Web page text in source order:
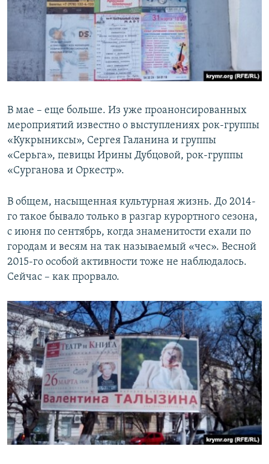
В мае – еще больше. Из уже проанонсированных
мероприятий известно о выступлениях рок-группы
«Кукрыниксы», Сергея Галанина и группы
«Серьга», певицы Ирины Дубцовой, рок-группы
«Сурганова и Оркестр».
В общем, насыщенная культурная жизнь. До 2014-
го такое бывало только в разгар курортного сезона,
с июня по сентябрь, когда знаменитости ехали по
городам и весям на так называемый «чес». Весной
2015-го особой активности тоже не наблюдалось.
Сейчас – как прорвало.